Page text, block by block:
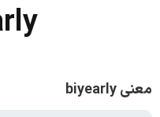
معنی biyearly